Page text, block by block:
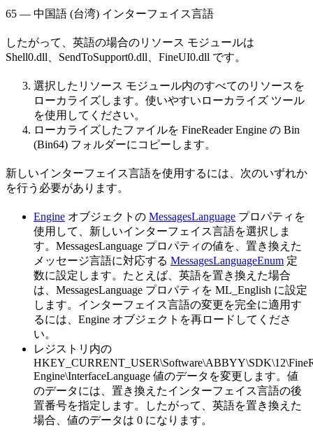
65 — 中国語 (台湾) インターフェイス言語
したがって、英語の場合のリソース モジュールは
Shell0.dll、SendToSupport0.dll、FineUI0.dll です。
選択したリソース モジュール内のすべてのリソースを
ローカライズします。使いやすいローカライズ ツール
を使用してください。
ローカライズしたファイルを FineReader Engine の Bin
(Bin64) フォルダーにコピーします。
新しいインターフェイス言語を使用するには、次のいずれか
を行う必要があります。
Engine オブジェクトの MessagesLanguage プロパティを
使用して、新しいインターフェイス言語を選択しま
す。MessagesLanguage プロパティの値を、置き換えた
メッセージ言語に対応する MessagesLanguageEnum 定
数に設定します。たとえば、英語を置き換えた場合
は、MessagesLanguage プロパティを ML_English に設定
します。インターフェイス言語の変更を完全に適用す
るには、Engine オブジェクトを再ロードしてくださ
い。
レジストリ内の
Engine\InterfaceLanguage 値のデータを変更します。値
のデータには、置き換えたインターフェイス言語の後
置番号を指定します。したがって、英語を置き換えた
場合、値のデータは 0 になります。